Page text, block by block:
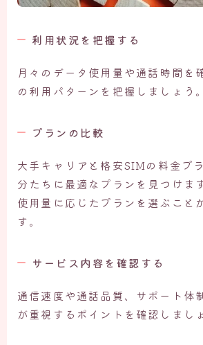
利用状況を把握する
月々のデータ使用量や通話時間を
の利用パターンを把握しましょう。
プランの比較
大手キャリアと格安SIMの料金プ
分たちに最適なプランを見つけま
使用量に応じたプランを選ぶこと
す。
サービス内容を確認する
通信速度や通話品質、サポート体
が重視するポイントを確認しまし